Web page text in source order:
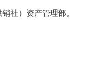
社）资产管理部。